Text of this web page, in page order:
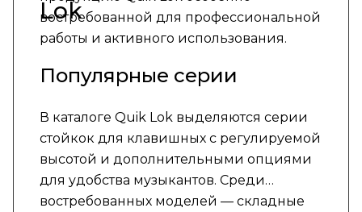
востребованной для профессиональной
работы и активного использования.
Lok
Популярные серии
В каталоге Quik Lok выделяются серии
стойкок для клавишных с регулируемой
высотой и дополнительными опциями
для удобства музыкантов. Среди
востребованных моделей — складные